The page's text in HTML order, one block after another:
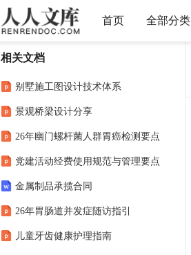
首页 全部分类
相关文档
别墅施工图设计技术体系
景观桥梁设计分享
26年幽门螺杆菌人群胃癌检测要点
党建活动经费使用规范与管理要点
金属制品承揽合同
26年胃肠道并发症随访指引
儿童牙齿健康护理指南